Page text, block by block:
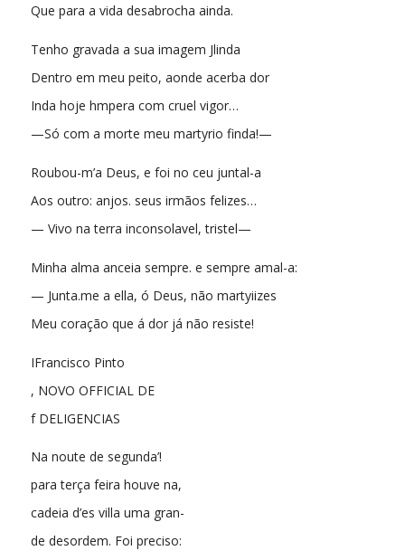
Que para a vida desabrocha ainda.
Tenho gravada a sua imagem Jlinda
Dentro em meu peito, aonde acerba dor
Inda hoje hmpera com cruel vigor…
—Só com a morte meu martyrio finda!—
Roubou-m’a Deus, e foi no ceu juntal-a
Aos outro: anjos. seus irmãos felizes…
— Vivo na terra inconsolavel, tristel—
Minha alma anceia sempre. e sempre amal-a:
— Junta.me a ella, ó Deus, não martyiizes
Meu coração que á dor já não resiste!
IFrancisco Pinto
, NOVO OFFICIAL DE
f DELIGENCIAS
Na noute de segunda’!
para terça feira houve na,
cadeia d’es villa uma gran-
de desordem. Foi preciso: